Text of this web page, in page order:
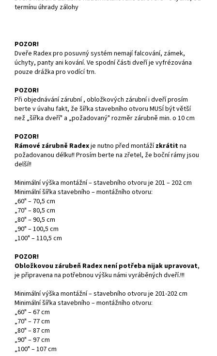
termínu úhrady zálohy
POZOR!
Dveře Radex pro posuvný systém nemají falcování, zámek,
úchyty, panty ani kování. Ve spodní části dveří je vyfrézována
pouze drážka pro vodící trn.
POZOR!
Při objednávání zárubní , obložkových zárubní i dveří prosím
berte v úvahu fakt, že šířka stavebního otvoru MUSÍ být větší
než „šířka dveří" a „požadovaný" rozměr zárubně min. o 10 cm
POZOR!
Rámové zárubně Radexje nutno před montážízkrátitna
požadovanou délku!! Prosím berte na zřetel, že boční rámy jsou
delší!!
Minimální výška montážní – stavebního otvoru je 201 – 202 cm
Minimální šířka stavebního – montážního otvoru:
„60" – 70,5 cm
„70" – 80,5 cm
„80" – 90,5 cm
„90" – 100,5 cm
„100" – 110,5 cm
POZOR!
Obložkovou zárubeň Radex není potřeba nijak upravovat,
je připravena na potřebnou výšku námi vyráběných dveří.!!!
Minimální výška montážní – stavebního otvoru je 201-202 cm
Minimální šířka stavebního – montážního otvoru:
„60" – 67 cm
„70" – 77 cm
„80" – 87 cm
„90" – 97 cm
„100" – 107 cm